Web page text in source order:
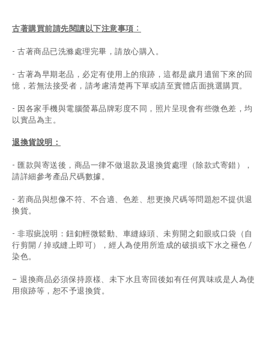
古著購買前請先閱讀以下注意事項 ：
- 古著商品已洗滌處理完畢，請放心購入。
- 古著為早期老品，必定有使用上的痕跡，這都是歲月遺留下來的回
憶，若無法接受者，請考慮清楚再下單或請至實體店面挑選購買。
- 因各家手機與電腦螢幕品牌彩度不同，照片呈現會有些微色差，均
以實品為主。
退換貨說明：
- 匯款與寄送後，商品一律不做退款及退換貨處理（除款式寄錯），
請詳細參考產品尺碼數據 。
- 若商品與想像不符、不合適、色差、想更換尺碼等問題恕不提供退
換貨。
- 非瑕疵說明：鈕釦輕微鬆動、車縫線頭、未剪開之釦眼或口袋（自
行剪開 / 掉或縫上即可），經人為使用所造成的破損或下水之褪色 /
染色。
- 退換商品必須保持原樣、未下水且 寄回後如有任何異味或是人為使
用痕跡等 ， 恕不予退換貨。